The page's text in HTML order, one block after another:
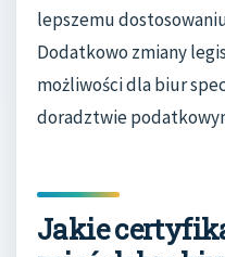
lepszemu
Dodatkowo zmiany
możliwości dla biur
doradztwie
Jakie